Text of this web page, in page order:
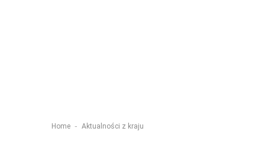
Home - Aktualności z kraju